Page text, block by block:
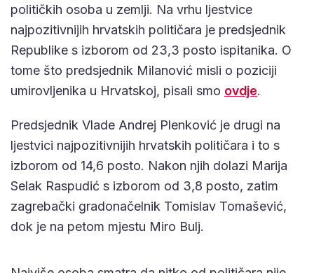
političkih osoba u zemlji. Na vrhu ljestvice
najpozitivnijih hrvatskih političara je predsjednik
Republike s izborom od 23,3 posto ispitanika. O
tome što predsjednik Milanović misli o poziciji
umirovljenika u Hrvatskoj, pisali smo ovdje.
Predsjednik Vlade Andrej Plenković je drugi na
ljestvici najpozitivnijih hrvatskih političara i to s
izborom od 14,6 posto. Nakon njih dolazi Marija
Selak Raspudić s izborom od 3,8 posto, zatim
zagrebački gradonačelnik Tomislav Tomašević,
dok je na petom mjestu Miro Bulj.